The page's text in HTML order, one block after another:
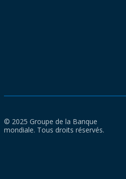
© 2025 Groupe de la Banque
mondiale. Tous droits réservés.